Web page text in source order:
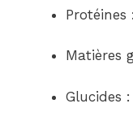
Protéines
Matières
Glucides